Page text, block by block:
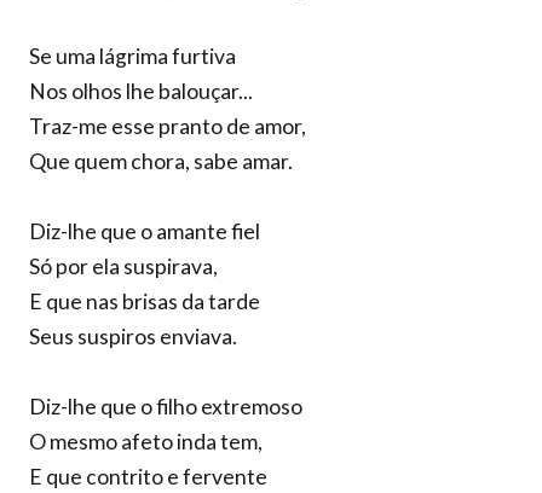
Se uma lágrima furtiva
Nos olhos lhe balouçar...
Traz-me esse pranto de amor,
Que quem chora, sabe amar.
Diz-lhe que o amante fiel
Só por ela suspirava,
E que nas brisas da tarde
Seus suspiros enviava.
Diz-lhe que o filho extremoso
O mesmo afeto inda tem,
E que contrito e fervente